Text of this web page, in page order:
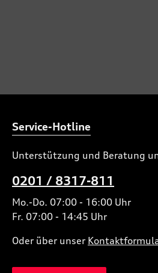
Service-Hotline
Unterstützung und Beratung
0201 / 8317-811
Mo.-Do. 07:00 - 16:00 Uhr
Fr. 07:00 - 14:45 Uhr
Oder über unser